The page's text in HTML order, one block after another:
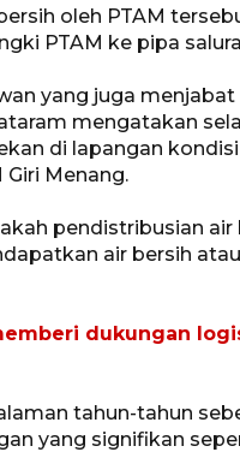
oleh PTAM
PTAM ke pipa
yang juga
mengatakan
di lapangan
Giri Menang.
pendistribusian
air bersih
dukungan
tahun-tahun
yang signifikan